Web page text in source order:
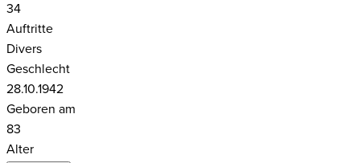
34
Auftritte
Divers
Geschlecht
28.10.1942
Geboren am
83
Alter